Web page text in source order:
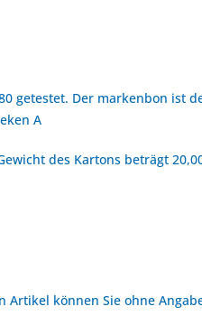
getestet. Der markenbon ist
A
des Kartons beträgt
können Sie ohne